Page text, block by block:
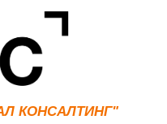
КОНСАЛТИНГ"